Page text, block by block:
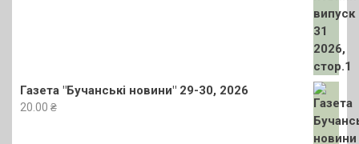
Газета "Бучанські новини" 29-30, 2026
20.00 ₴